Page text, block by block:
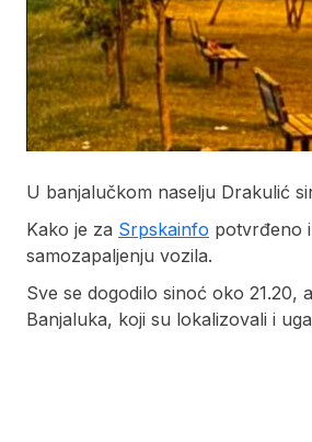
U banjalučkom naselju Drakulić
Kako je za Srpskainfo potvrđeno
samozapaljenju vozila.
Sve se dogodilo sinoć oko 21.20,
Banjaluka, koji su lokalizovali i